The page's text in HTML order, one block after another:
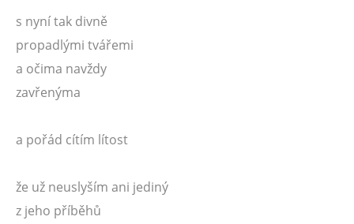
s nyní tak divně
propadlými tvářemi
a očima navždy
zavřenýma
a pořád cítím lítost
že už neuslyším ani jediný
z jeho příběhů